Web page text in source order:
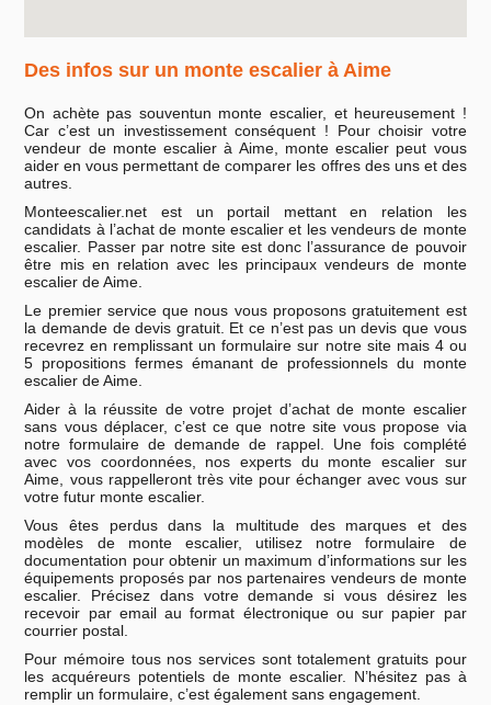
Des infos sur un monte escalier à Aime
On achète pas souventun monte escalier, et heureusement !
Car c’est un investissement conséquent ! Pour choisir votre
vendeur de monte escalier à Aime, monte escalier peut vous
aider en vous permettant de comparer les offres des uns et des
autres.
Monteescalier.net est un portail mettant en relation les
candidats à l’achat de monte escalier et les vendeurs de monte
escalier. Passer par notre site est donc l’assurance de pouvoir
être mis en relation avec les principaux vendeurs de monte
escalier de Aime.
Le premier service que nous vous proposons gratuitement est
la demande de devis gratuit. Et ce n’est pas un devis que vous
recevrez en remplissant un formulaire sur notre site mais 4 ou
5 propositions fermes émanant de professionnels du monte
escalier de Aime.
Aider à la réussite de votre projet d’achat de monte escalier
sans vous déplacer, c’est ce que notre site vous propose via
notre formulaire de demande de rappel. Une fois complété
avec vos coordonnées, nos experts du monte escalier sur
Aime, vous rappelleront très vite pour échanger avec vous sur
votre futur monte escalier.
Vous êtes perdus dans la multitude des marques et des
modèles de monte escalier, utilisez notre formulaire de
documentation pour obtenir un maximum d’informations sur les
équipements proposés par nos partenaires vendeurs de monte
escalier. Précisez dans votre demande si vous désirez les
recevoir par email au format électronique ou sur papier par
courrier postal.
Pour mémoire tous nos services sont totalement gratuits pour
les acquéreurs potentiels de monte escalier. N’hésitez pas à
remplir un formulaire, c’est également sans engagement.